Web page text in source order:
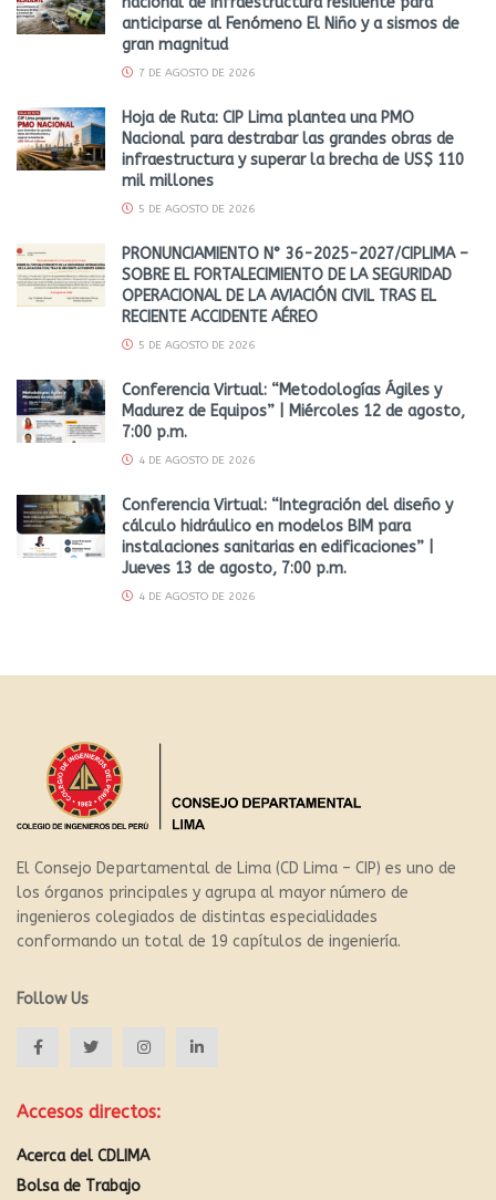
anticiparse al Fenómeno El Niño y a sismos de
gran magnitud
7 DE AGOSTO DE 2026
Hoja de Ruta: CIP Lima plantea una PMO
Nacional para destrabar las grandes obras de
infraestructura y superar la brecha de US$ 110
mil millones
5 DE AGOSTO DE 2026
PRONUNCIAMIENTO N° 36-2025-2027/CIPLIMA –
SOBRE EL FORTALECIMIENTO DE LA SEGURIDAD
OPERACIONAL DE LA AVIACIÓN CIVIL TRAS EL
RECIENTE ACCIDENTE AÉREO
5 DE AGOSTO DE 2026
Conferencia Virtual: “Metodologías Ágiles y
Madurez de Equipos” | Miércoles 12 de agosto,
7:00 p.m.
4 DE AGOSTO DE 2026
Conferencia Virtual: “Integración del diseño y
cálculo hidráulico en modelos BIM para
instalaciones sanitarias en edificaciones” |
Jueves 13 de agosto, 7:00 p.m.
4 DE AGOSTO DE 2026
El Consejo Departamental de Lima (CD Lima – CIP) es uno de
los órganos principales y agrupa al mayor número de
ingenieros colegiados de distintas especialidades
conformando un total de 19 capítulos de ingeniería.
Follow Us
Accesos directos:
Acerca del CDLIMA
Bolsa de Trabajo